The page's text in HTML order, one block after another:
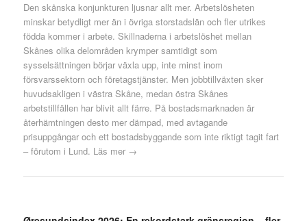
Den skånska konjunkturen ljusnar allt mer. Arbetslösheten
minskar betydligt mer än i övriga storstadslän och fler utrikes
födda kommer i arbete. Skillnaderna i arbetslöshet mellan
Skånes olika delområden krymper samtidigt som
sysselsättningen börjar växla upp, inte minst inom
försvarssektorn och företagstjänster. Men jobbtillväxten sker
huvudsakligen i västra Skåne, medan östra Skånes
arbetstillfällen har blivit allt färre. På bostadsmarknaden är
återhämtningen desto mer dämpad, med avtagande
prisuppgångar och ett bostadsbyggande som inte riktigt tagit fart
– förutom i Lund. Läs mer →